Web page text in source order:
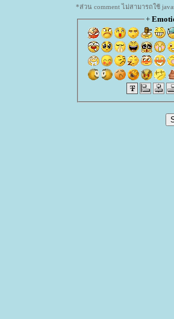
*ส่วน comment ไม่สามารถใช้
+